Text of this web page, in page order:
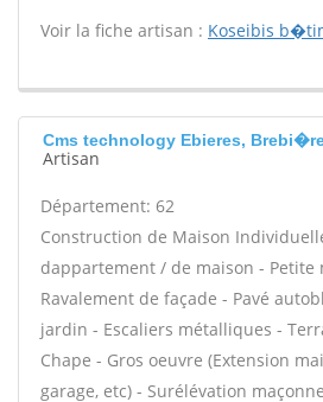
Voir la fiche artisan : Koseibis
Cms technology Ebieres,
Artisan
Département: 62
Construction de Maison
dappartement / de maison - Petite
Ravalement de façade - Pavé
jardin - Escaliers métalliques -
Chape - Gros oeuvre (Extension
garage, etc) - Surélévation